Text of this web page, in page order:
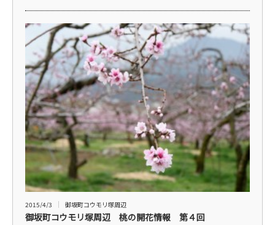
2015/4/3 御坂町コウモリ塚周辺
御坂町コウモリ塚周辺 桃の開花情報 第４回